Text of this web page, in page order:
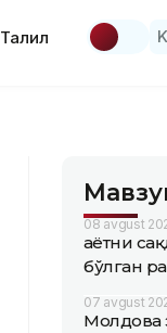
Таҳлил
08 avgust
Ҳаётни
бўлган
07 avgust
Молдова